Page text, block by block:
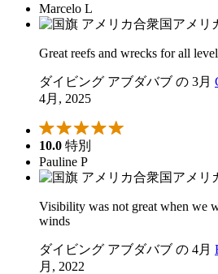
Marcelo L
アメリ
Great reefs and wrecks for all
ダイビング アブダバブ の 3月
4月, 2025
10.0 特別
Pauline P
アメリ
Visibility was not great when we
winds
ダイビング アブダバブ の 4月
月, 2022